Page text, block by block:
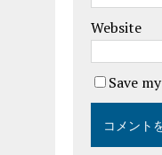
Website
Save